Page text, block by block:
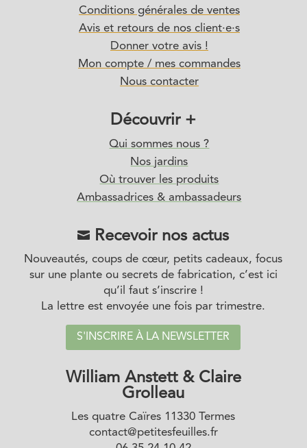
Montant
20€ 40€ 50€
Conditions générales de ventes
Avis et retours de nos client·e·s
Donner votre avis !
Mon compte / mes commandes
Nous contacter
Découvrir +
Qui sommes nous ?
Nos jardins
Où trouver les produits
Ambassadrices & ambassadeurs
 Recevoir nos actus
Nouveautés, coups de cœur, petits cadeaux, focus
sur une plante ou secrets de fabrication, c’est ici
qu’il faut s’inscrire !
La lettre est envoyée une fois par trimestre.
S'INSCRIRE À LA NEWSLETTER
William Anstett & Claire
Grolleau
Les quatre Caïres 11330 Termes
contact@petitesfeuilles.fr